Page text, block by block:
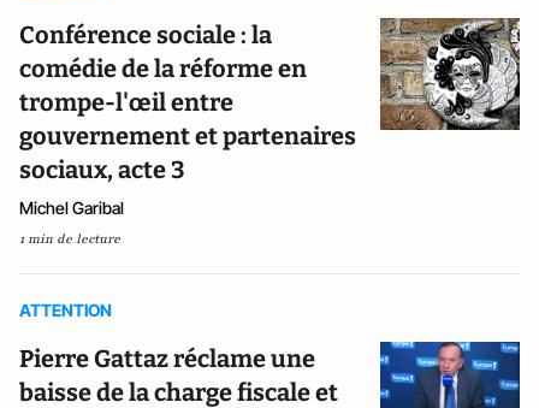
Conférence sociale : la
comédie de la réforme en
trompe-l'œil entre
gouvernement et partenaires
sociaux, acte 3
Michel Garibal
1 min de lecture
ATTENTION
Pierre Gattaz réclame une
baisse de la charge fiscale et